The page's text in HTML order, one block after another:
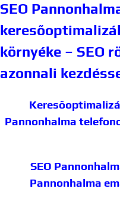
SEO
környéke – SEO
azonnali
Pannonhalma
SEO
Pannonhalma